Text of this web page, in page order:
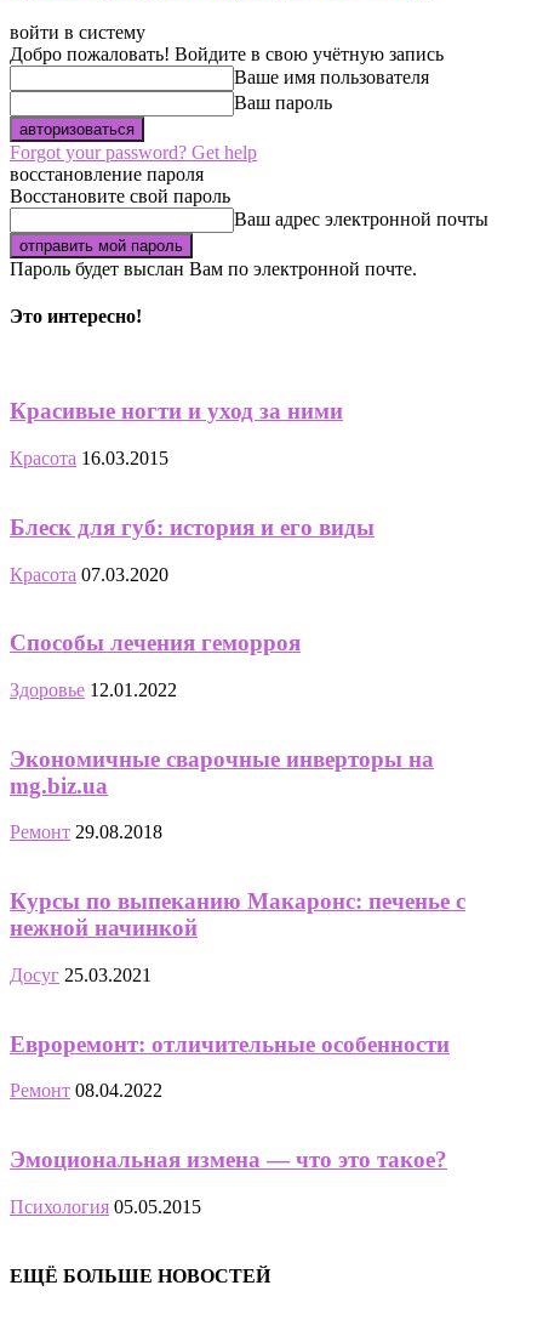
войти в систему
Добро пожаловать! Войдите в свою учётную запись
Ваше имя пользователя
Ваш пароль
Forgot your password? Get help
восстановление пароля
Восстановите свой пароль
Ваш адрес электронной почты
Пароль будет выслан Вам по электронной почте.
Это интересно!
Красивые ногти и уход за ними
Красота 16.03.2015
Блеск для губ: история и его виды
Красота 07.03.2020
Способы лечения геморроя
Здоровье 12.01.2022
Экономичные сварочные инверторы на
mg.biz.ua
Ремонт 29.08.2018
Курсы по выпеканию Макаронс: печенье с
нежной начинкой
Досуг 25.03.2021
Евроремонт: отличительные особенности
Ремонт 08.04.2022
Эмоциональная измена — что это такое?
Психология 05.05.2015
ЕЩЁ БОЛЬШЕ НОВОСТЕЙ